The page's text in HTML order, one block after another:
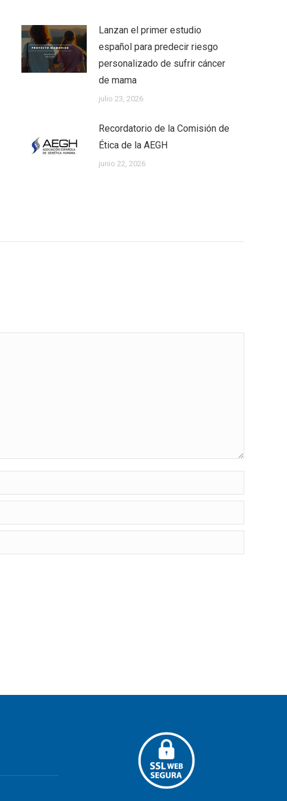
Lanzan el primer estudio
español para predecir riesgo
personalizado de sufrir cáncer
de mama
julio 23, 2026
Recordatorio de la Comisión de
Ética de la AEGH
junio 22, 2026